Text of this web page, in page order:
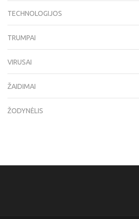
TECHNOLOGIJOS
TRUMPAI
VIRUSAI
ŽAIDIMAI
ŽODYNĖLIS